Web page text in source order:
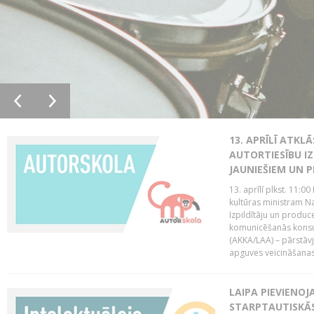
13. APRĪLĪ
AUTORTIESĪBU
JAUNIEŠIEM UN
13. aprīlī plkst. 11:00
kultūras ministram
Izpildītāju un
komunicēšanās
(AKKA/LAA) –
apguves
LAIPA